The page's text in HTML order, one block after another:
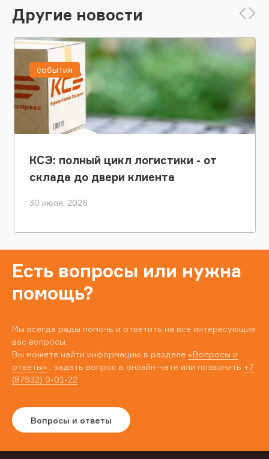
Другие новости
КСЭ: полный цикл логистики - от
склада до двери клиента
30 июля, 2026
события
Есть вопросы или нужна
помощь?
Мы всегда рады помочь и ответить на все интересующие
вас вопросы.
Вы можете найти информацию в разделе «Вопросы и
ответы» , задать вопрос в онлайн-чате или позвонить +7
(87932) 0-01-22
Вопросы и ответы